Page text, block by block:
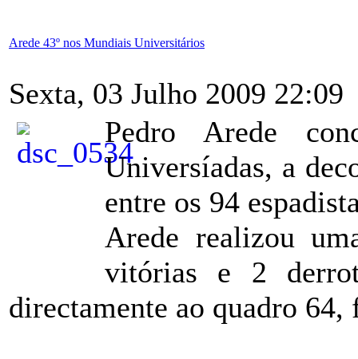
Arede 43º nos Mundiais Universitários
Sexta, 03 Julho 2009 22:09
Pedro Arede
Universíadas, a
entre os 94
Arede realizou
vitórias e 2
directamente ao quadro